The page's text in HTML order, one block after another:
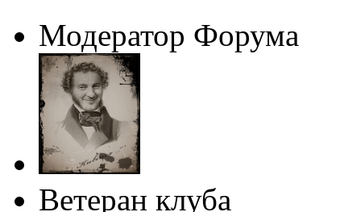
Модератор Форума
Ветеран клуба